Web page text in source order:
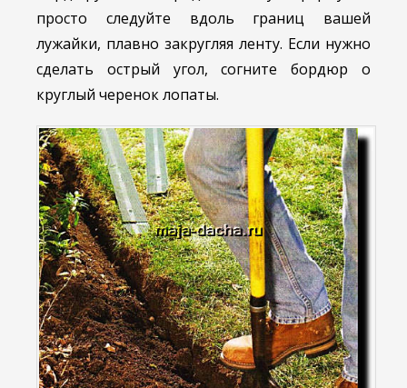
просто следуйте вдоль границ вашей
лужайки, плавно закругляя ленту. Если нужно
сделать острый угол, согните бордюр о
круглый черенок лопаты.